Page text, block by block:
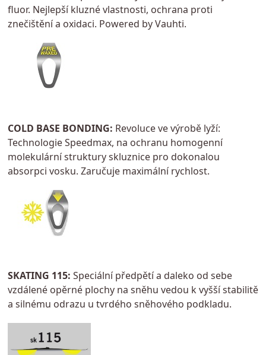
fluor. Nejlepší kluzné vlastnosti, ochrana proti
znečištění a oxidaci. Powered by Vauhti.
COLD BASE BONDING: Revoluce ve výrobě lyží:
Technologie Speedmax, na ochranu homogenní
molekulární struktury skluznice pro dokonalou
absorpci vosku. Zaručuje maximální rychlost.
SKATING 115: Speciální předpětí a daleko od sebe
vzdálené opěrné plochy na sněhu vedou k vyšší stabilitě
a silnému odrazu u tvrdého sněhového podkladu.